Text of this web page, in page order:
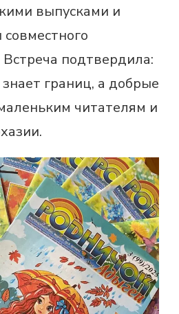
выпусками и
Встреча подтвердила:
границ, а добрые
читателям и